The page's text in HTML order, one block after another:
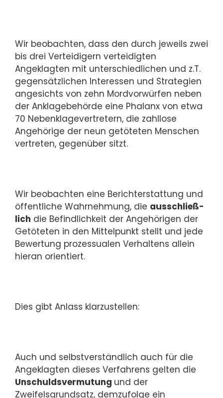
Wir beobachten, dass den durch jeweils zwei
bis drei Ver­tei­di­gern ver­tei­dig­ten
Angeklagten mit unterschiedlichen und z.T.
ge­gen­sätz­li­chen In­te­res­sen und Strategien
angesichts von zehn Mord­vor­wür­fen neben
der An­kla­ge­be­hör­de eine Phalanx von et­wa
70 Nebenklagevertretern, die zahl­lo­se
Angehörige der neun getöteten Menschen
vertreten, gegenüber sitzt.
Wir beobachten eine Berichterstattung und
öffentliche Wahrnehmung, die aus­schließ­
lich die Befindlichkeit der Angehörigen der
Ge­tö­te­ten in den Mittelpunkt stellt und jede
Bewertung prozessualen Ver­hal­tens allein
hie­ran ori­en­tiert.
Dies gibt Anlass klarzustellen:
Auch und selbstverständlich auch für die
Angeklagten dieses Verfahrens gel­ten die
Unschuldsvermutung und der
Zweifelsgrundsatz, dem­zu­fol­ge ein